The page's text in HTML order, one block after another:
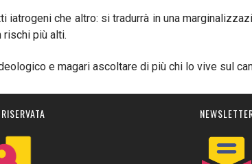
che altro: si tradurrà in una
rischi più alti.
e magari ascoltare di più chi lo vive sul